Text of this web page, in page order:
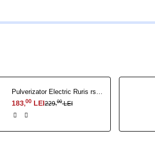
Pulverizator Electric Ruris rs 1800
183,00 LEI229,00LEI